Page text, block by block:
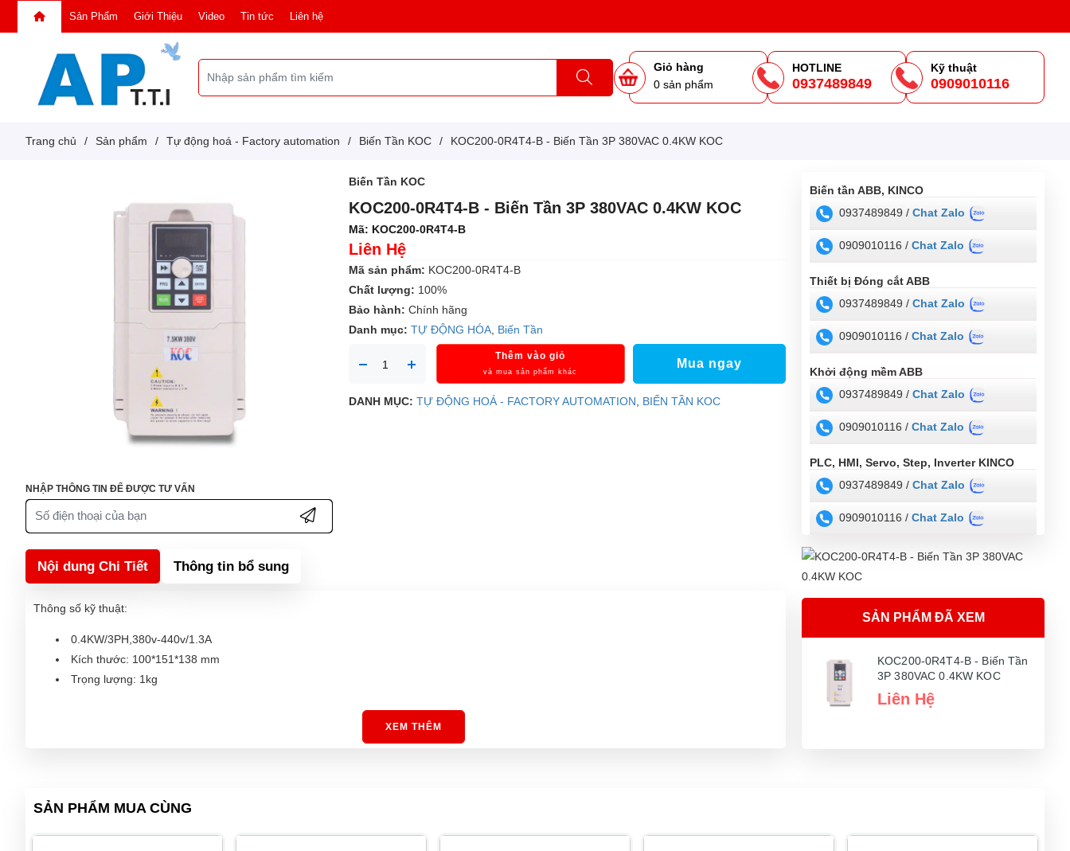
Sản Phẩm Giới Thiệu Video Tin tức Liên hệ
Giỏ hàng
0 sản phẩm
HOTLINE
0937489849
Kỹ thuật
0909010116
Trang chủ / Sản phẩm / Tự động hoá - Factory automation / Biến Tần KOC / KOC200-0R4T4-B - Biến Tần 3P 380VAC 0.4KW KOC
NHẬP THÔNG TIN ĐỂ ĐƯỢC TƯ VẤN
Biến Tần KOC
KOC200-0R4T4-B - Biến Tần 3P 380VAC 0.4KW KOC
Mã: KOC200-0R4T4-B
Liên Hệ
Mã sản phẩm: KOC200-0R4T4-B
Chất lượng: 100%
Bảo hành: Chính hãng
Danh mục: TỰ ĐỘNG HÓA Biến Tần
Thêm vào giỏ
và mua sản phẩm khác
Mua ngay
DANH MỤC:TỰ ĐỘNG HOÁ - FACTORY AUTOMATION BIẾN TẦN KOC
Nội dung Chi Tiết Thông tin bổ sung
Thông số kỹ thuật:
0.4KW/3PH,380v-440v/1.3A
Kích thước: 100*151*138 mm
Trọng lượng: 1kg
XEM THÊM
Biến tần ABB, KINCO
0937489849 / Chat Zalo
0909010116 / Chat Zalo
Thiết bị Đóng cắt ABB
0937489849 / Chat Zalo
0909010116 / Chat Zalo
Khởi động mềm ABB
0937489849 / Chat Zalo
0909010116 / Chat Zalo
PLC, HMI, Servo, Step, Inverter KINCO
0937489849 / Chat Zalo
0909010116 / Chat Zalo
SẢN PHẨM ĐÃ XEM
KOC200-0R4T4-B - Biến Tần
3P 380VAC 0.4KW KOC
Liên Hệ
SẢN PHẨM MUA CÙNG